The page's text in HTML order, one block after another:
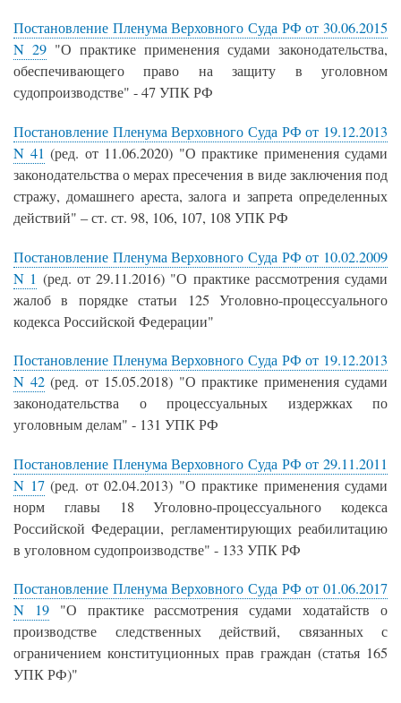
Постановление Пленума Верховного Суда РФ от 30.06.2015
N 29 "О практике применения судами законодательства,
обеспечивающего право на защиту в уголовном
судопроизводстве" - 47 УПК РФ
Постановление Пленума Верховного Суда РФ от 19.12.2013
N 41 (ред. от 11.06.2020) "О практике применения судами
законодательства о мерах пресечения в виде заключения под
стражу, домашнего ареста, залога и запрета определенных
действий" – ст. ст. 98, 106, 107, 108 УПК РФ
Постановление Пленума Верховного Суда РФ от 10.02.2009
N 1 (ред. от 29.11.2016) "О практике рассмотрения судами
жалоб в порядке статьи 125 Уголовно-процессуального
кодекса Российской Федерации"
Постановление Пленума Верховного Суда РФ от 19.12.2013
N 42(ред. от 15.05.2018) "О практике применения судами
законодательства о процессуальных издержках по
уголовным делам" - 131 УПК РФ
Постановление Пленума Верховного Суда РФ от 29.11.2011
N 17(ред. от 02.04.2013) "О практике применения судами
норм главы 18 Уголовно-процессуального кодекса
Российской Федерации, регламентирующих реабилитацию
в уголовном судопроизводстве" - 133 УПК РФ
Постановление Пленума Верховного Суда РФ от 01.06.2017
N 19"О практике рассмотрения судами ходатайств о
производстве следственных действий, связанных с
ограничением конституционных прав граждан (статья 165
УПК РФ)"